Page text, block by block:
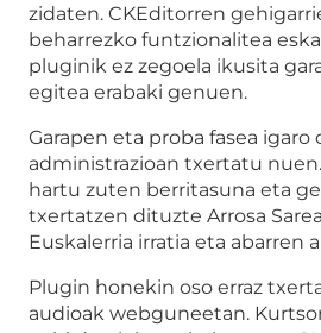
zidaten. CKEditorren
beharrezko funtzionalitea
pluginik ez zegoela ikusita
egitea erabaki genuen.
Garapen eta proba fasea igaro
administrazioan txertatu
hartu zuten berritasuna eta
txertatzen dituzte Arrosa
Euskalerria irratia eta abarren
Plugin honekin oso erraz
audioak webguneetan.